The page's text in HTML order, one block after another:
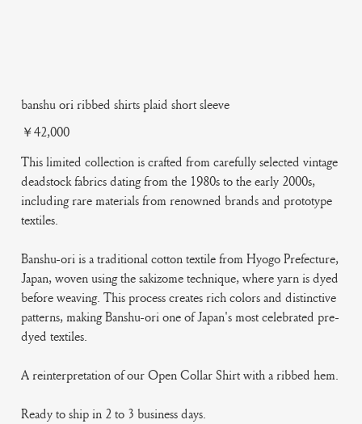
banshu ori ribbed shirts plaid short sleeve
Price
￥42,000
This limited collection is crafted from carefully selected vintage
deadstock fabrics dating from the 1980s to the early 2000s,
including rare materials from renowned brands and prototype
textiles.
Banshu-ori is a traditional cotton textile from Hyogo Prefecture,
Japan, woven using the sakizome technique, where yarn is dyed
before weaving. This process creates rich colors and distinctive
patterns, making Banshu-ori one of Japan's most celebrated pre-
dyed textiles.
A reinterpretation of our Open Collar Shirt with a ribbed hem.
Ready to ship in 2 to 3 business days.